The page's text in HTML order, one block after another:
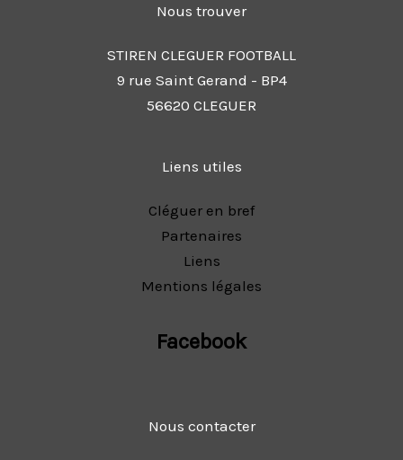
Nous trouver
STIREN CLEGUER FOOTBALL
9 rue Saint Gerand - BP4
56620 CLEGUER
Liens utiles
Cléguer en bref
Partenaires
Liens
Mentions légales
Facebook
Nous contacter